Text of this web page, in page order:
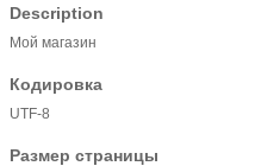
Description
Мой магазин
Кодировка
UTF-8
Размер страницы